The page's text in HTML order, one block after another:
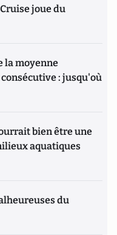
joue du
la moyenne
: jusqu'où
bien être une
aquatiques
du